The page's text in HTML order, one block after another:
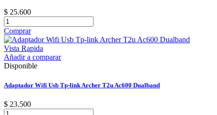
$ 25.600
Comprar
Vista Rapida
Añadir a comparar
Disponible
Adaptador Wifi Usb Tp-link Archer T2u Ac600 Dualband
$ 23.500